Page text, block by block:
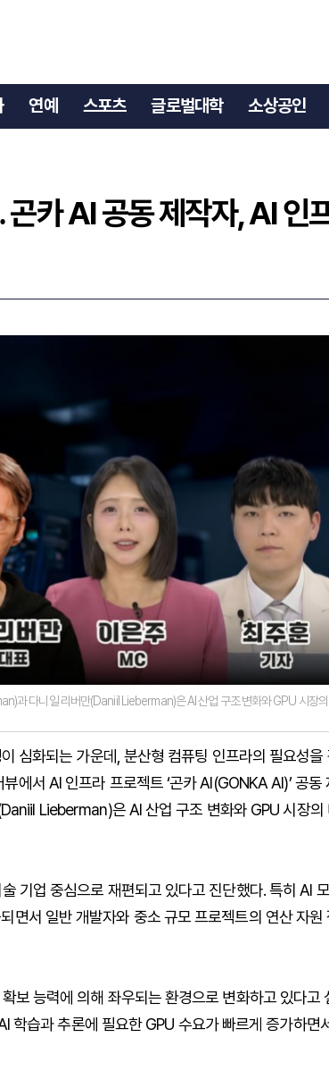
연예 스포츠 글로벌대학 소상공인
카 AI 공동 제작자, AI 인프라 시장 변화 전망
카 AI 공동 제작자, AI 인
과 다니일 리버만(Daniil Lieberman)은 AI 산업 구조 변화와 GPU 시장의
심화되는 가운데, 분산형 컴퓨팅 인프라의 필요성을
에서 AI 인프라 프로젝트 ‘곤카 AI(GONKA AI)’ 공동
Lieberman)은 AI 산업 구조 변화와 GPU 시장의
기업 중심으로 재편되고 있다고 진단했다. 특히 AI
면서 일반 개발자와 중소 규모 프로젝트의 연산 자원
보 능력에 의해 좌우되는 환경으로 변화하고 있다고
학습과 추론에 필요한 GPU 수요가 빠르게 증가하면